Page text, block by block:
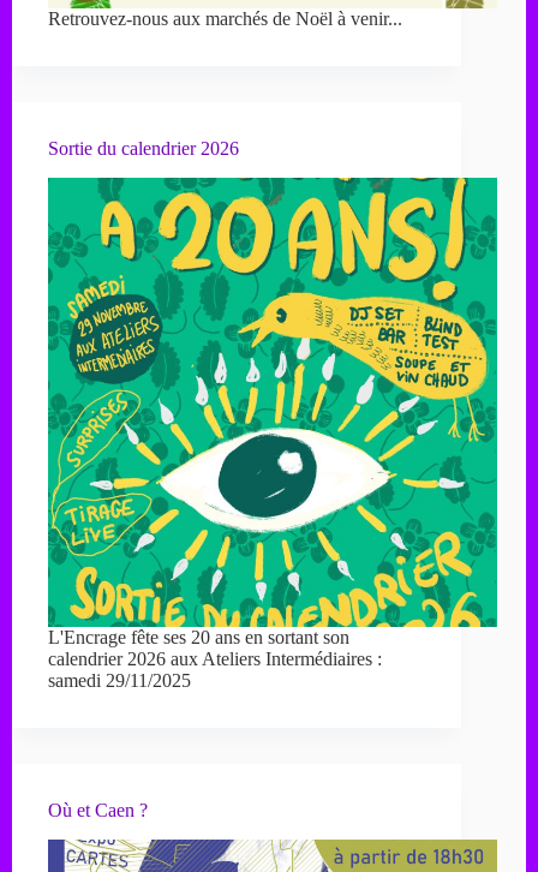
Retrouvez-nous aux marchés de Noël à venir...
Sortie du calendrier 2026
L'Encrage fête ses 20 ans en sortant son
calendrier 2026 aux Ateliers Intermédiaires :
samedi 29/11/2025
Où et Caen ?